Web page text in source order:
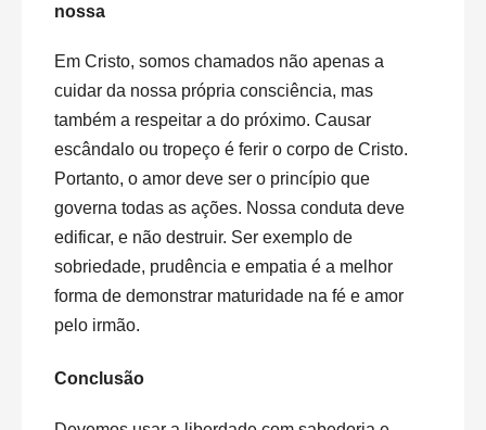
nossa
Em Cristo, somos chamados não apenas a
cuidar da nossa própria consciência, mas
também a respeitar a do próximo. Causar
escândalo ou tropeço é ferir o corpo de Cristo.
Portanto, o amor deve ser o princípio que
governa todas as ações. Nossa conduta deve
edificar, e não destruir. Ser exemplo de
sobriedade, prudência e empatia é a melhor
forma de demonstrar maturidade na fé e amor
pelo irmão.
Conclusão